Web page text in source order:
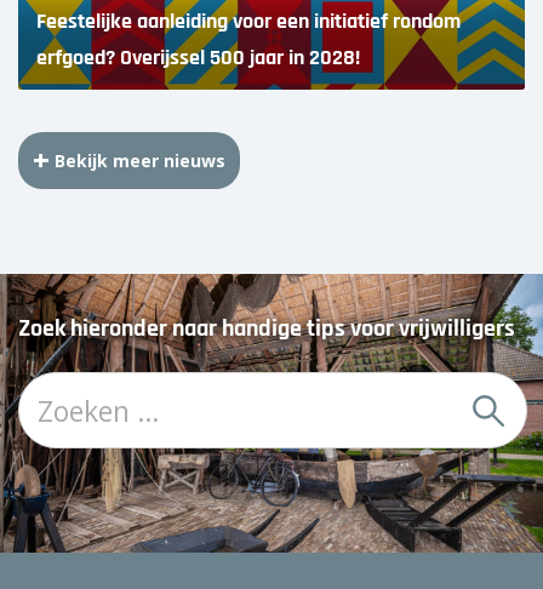
Feestelijke aanleiding voor een initiatief rondom
erfgoed? Overijssel 500 jaar in 2028!
Bekijk meer nieuws
Zoek hieronder naar handige tips voor vrijwilligers
Z
o
e
k
: